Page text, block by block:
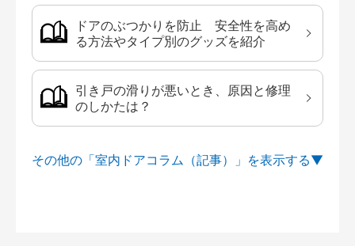
ドアのぶつかりを防止 安全性を高め
る方法やタイプ別のグッズを紹介
引き戸の滑りが悪いとき、原因と修理
のしかたは？
その他の「室内ドアコラム（記事）」を